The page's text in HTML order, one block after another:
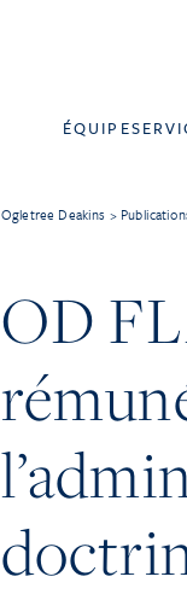
ÉQUIPE
Ogletree Deakins >
OD